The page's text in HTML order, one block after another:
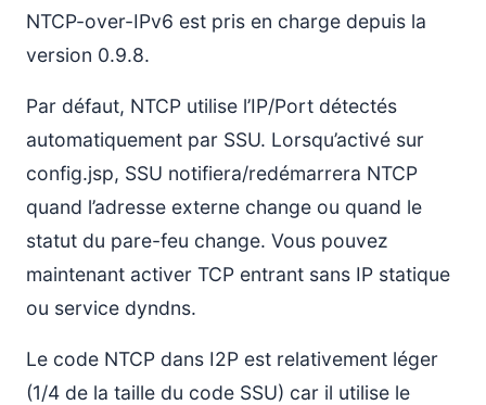
NTCP-over-IPv6 est pris en charge depuis la
version 0.9.8.
Par défaut, NTCP utilise l’IP/Port détectés
automatiquement par SSU. Lorsqu’activé sur
config.jsp, SSU notifiera/redémarrera NTCP
quand l’adresse externe change ou quand le
statut du pare-feu change. Vous pouvez
maintenant activer TCP entrant sans IP statique
ou service dyndns.
Le code NTCP dans I2P est relativement léger
(1/4 de la taille du code SSU) car il utilise le